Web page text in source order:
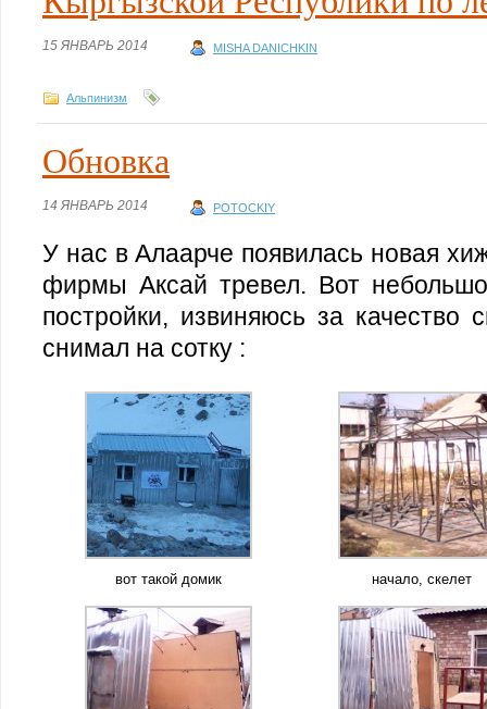
15 ЯНВАРЬ 2014 MISHA DANICHKIN
Альпинизм
Обновка
14 ЯНВАРЬ 2014 POTOCKIY
У нас в Алаарче появилась новая
фирмы Аксай тревел. Вот
постройки, извиняюсь за качество
снимал на сотку :
вот такой домик начало, скелет